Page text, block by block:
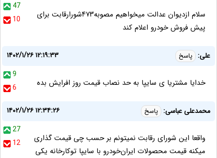
47
10
سلام ازدیوان عدالت میخواهیم مصوبه۴۷۳شورارقابت برای
پیش فروش خودرو اعلام کند
علی: پاسخ
۱۴۰۲/۱/۲۶ ۱۲:۱۹:۳۳
9
6
خدایا مشتریا ی سایپا به حد نصاب قیمت روز افرایش بده
محمدعلی عباسی: پاسخ
۱۴۰۲/۱/۲۶ ۱۲:۳۴:۲۶
27
12
واقعا این شورای رقابت نمیتونم بر حسب چی قیمت گذاری
میکنه قیمت محصولات ایران‌خودرو با سایپا توکارخانه یکی